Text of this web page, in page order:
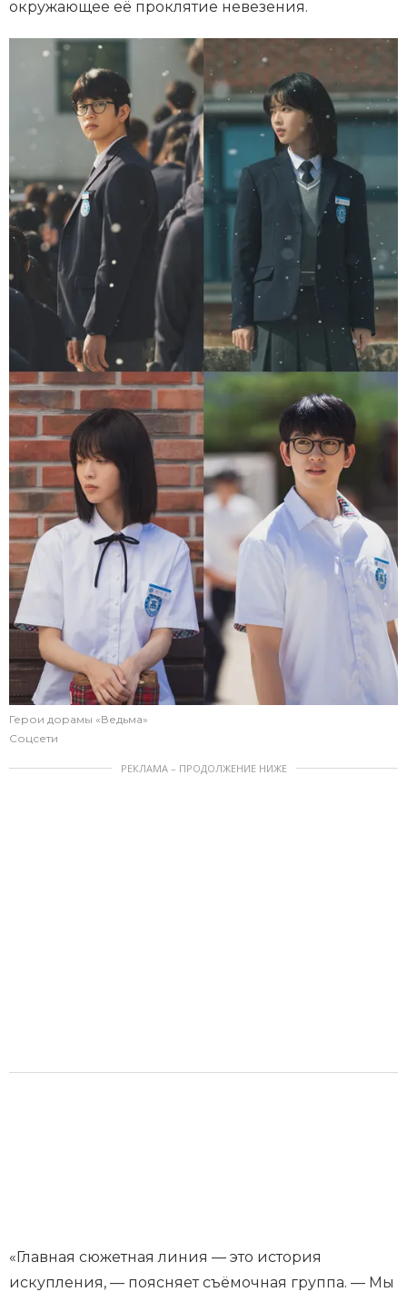
окружающее её проклятие невезения.
Герои дорамы «Ведьма»
Соцсети
РЕКЛАМА – ПРОДОЛЖЕНИЕ НИЖЕ
«Главная сюжетная линия — это история
искупления, — поясняет съёмочная группа. — Мы